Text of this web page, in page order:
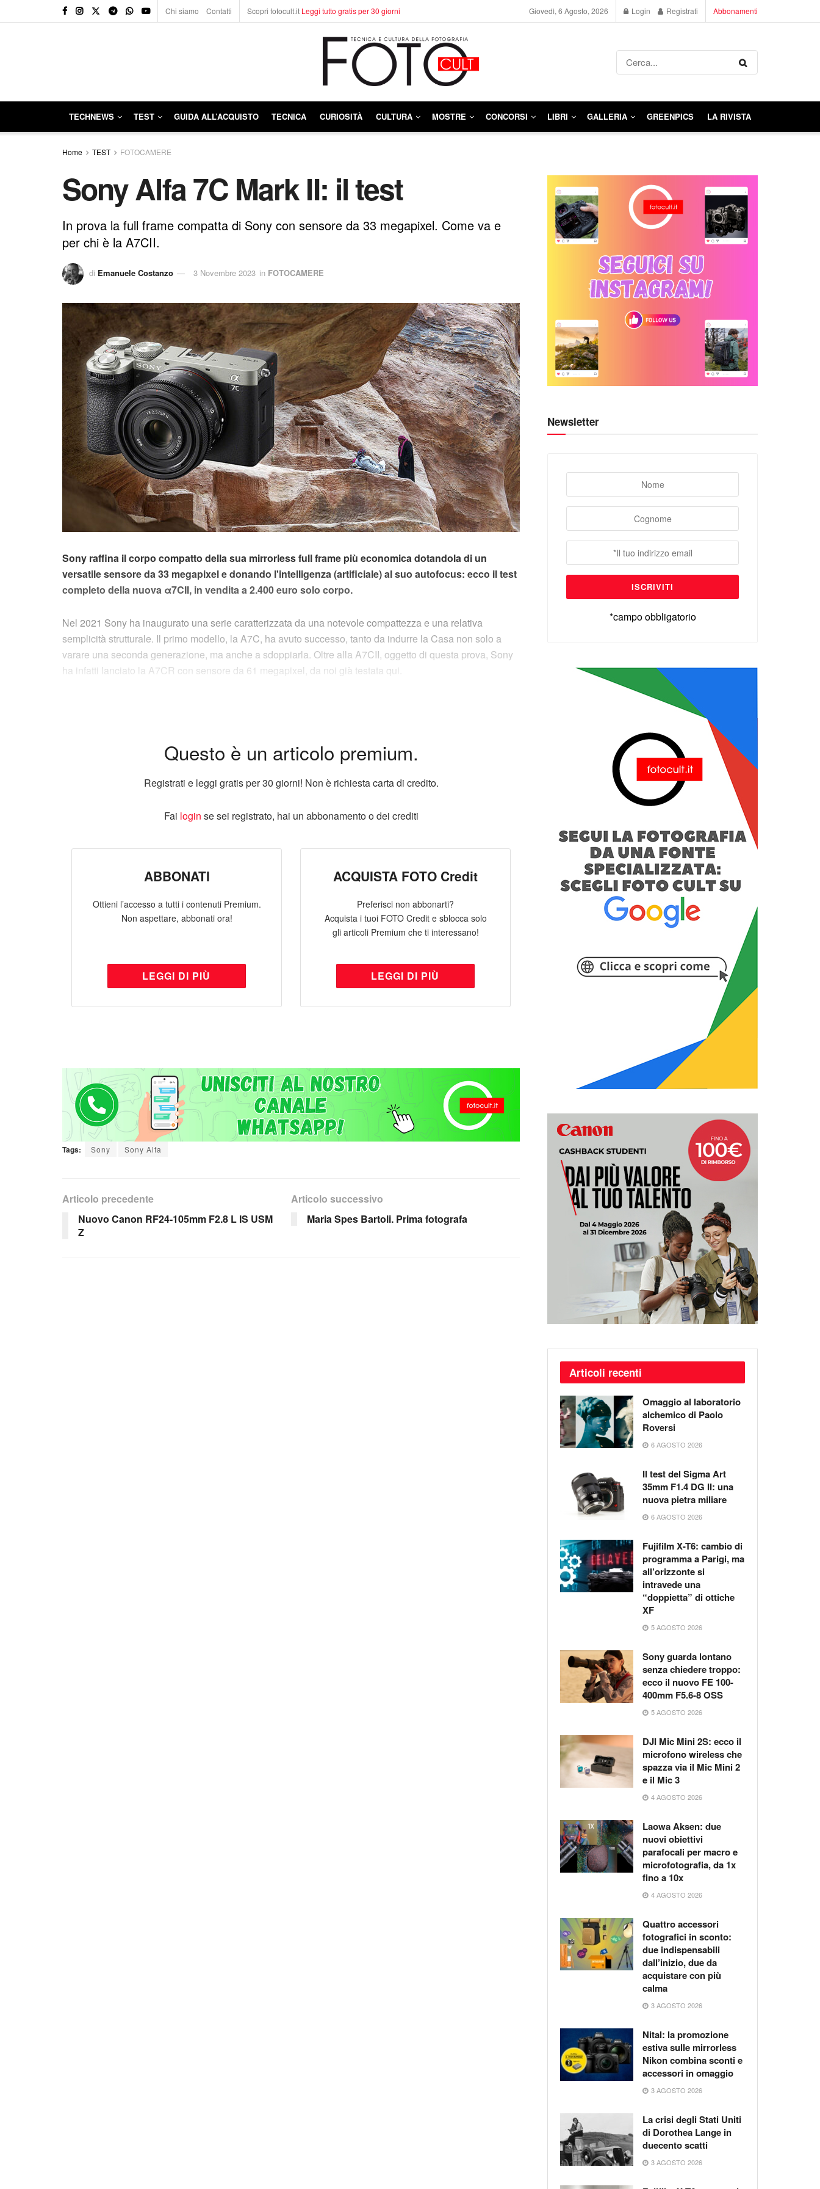
Chi siamo Contatti Scopri fotocult.it Leggi tutto gratis per 30 giorni Giovedì, 6 Agosto, 2026 Login Registrati Abbonamenti
TECHNEWS TEST GUIDA ALL’ACQUISTO TECNICA CURIOSITÀ CULTURA MOSTRE CONCORSI LIBRI GALLERIA GREENPICS LA RIVISTA
Home TEST FOTOCAMERE
Sony Alfa 7C Mark II: il test
In prova la full frame compatta di Sony con sensore da 33 megapixel. Come va e
per chi è la A7CII.
di Emanuele Costanzo 3 Novembre 2023 in FOTOCAMERE
Sony raffina il corpo compatto della sua mirrorless full frame più economica dotandola di un
versatile sensore da 33 megapixel e donando l'intelligenza (artificiale) al suo autofocus: ecco il test
completo della nuova α7CII, in vendita a 2.400 euro solo corpo.
Nel 2021 Sony ha inaugurato una serie caratterizzata da una notevole compattezza e una relativa
semplicità strutturale. Il primo modello, la A7C, ha avuto successo, tanto da indurre la Casa non solo a
varare una seconda generazione, ma anche a sdoppiarla. Oltre alla A7CII, oggetto di questa prova, Sony
ha infatti lanciato la A7CR con sensore da 61 megapixel, da noi già testata qui.
Questo è un articolo premium.
Registrati e leggi gratis per 30 giorni! Non è richiesta carta di credito.
Fai login se sei registrato, hai un abbonamento o dei crediti
ABBONATI
Ottieni l’accesso a tutti i contenuti Premium.
Non aspettare, abbonati ora!
LEGGI DI PIÙ
ACQUISTA FOTO Credit
Preferisci non abbonarti?
Acquista i tuoi FOTO Credit e sblocca solo
gli articoli Premium che ti interessano!
LEGGI DI PIÙ
Tags: Sony Sony Alfa
Articolo precedente
Nuovo Canon RF24-105mm F2.8 L IS USM
Z
Articolo successivo
Maria Spes Bartoli. Prima fotografa
Newsletter
*campo obbligatorio
Articoli recenti
Omaggio al laboratorio
alchemico di Paolo
Roversi
6 AGOSTO 2026
Il test del Sigma Art
35mm F1.4 DG II: una
nuova pietra miliare
6 AGOSTO 2026
Fujifilm X-T6: cambio di
programma a Parigi, ma
all’orizzonte si
intravede una
“doppietta” di ottiche
XF
5 AGOSTO 2026
Sony guarda lontano
senza chiedere troppo:
ecco il nuovo FE 100-
400mm F5.6-8 OSS
5 AGOSTO 2026
DJI Mic Mini 2S: ecco il
microfono wireless che
spazza via il Mic Mini 2
e il Mic 3
4 AGOSTO 2026
Laowa Aksen: due
nuovi obiettivi
parafocali per macro e
microfotografia, da 1x
fino a 10x
4 AGOSTO 2026
Quattro accessori
fotografici in sconto:
due indispensabili
dall’inizio, due da
acquistare con più
calma
3 AGOSTO 2026
Nital: la promozione
estiva sulle mirrorless
Nikon combina sconti e
accessori in omaggio
3 AGOSTO 2026
La crisi degli Stati Uniti
di Dorothea Lange in
duecento scatti
3 AGOSTO 2026